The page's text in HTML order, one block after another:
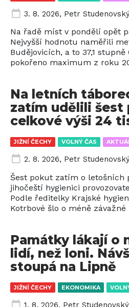
3. 8. 2026, Petr
Na řadě míst v pondělí opět
Nejvyšší hodnotu naměřili
Budějovicích, a to 37,1 stupně
pokořeno maximum z roku
JIŽNÍ ČECHY VOLNÝ ČAS
Na letních
zatím udělili šest
celkové výši 24
2. 8. 2026, Petr
Šest pokut zatím o letošních
jihočeští hygienici
Podle ředitelky Krajské
Kotrbové šlo o méně závažné
JIŽNÍ ČECHY EKONOMIKA
Památky lákají o
lidí, než loni.
stoupá na Lipně
1. 8. 2026, Petr Studenovský